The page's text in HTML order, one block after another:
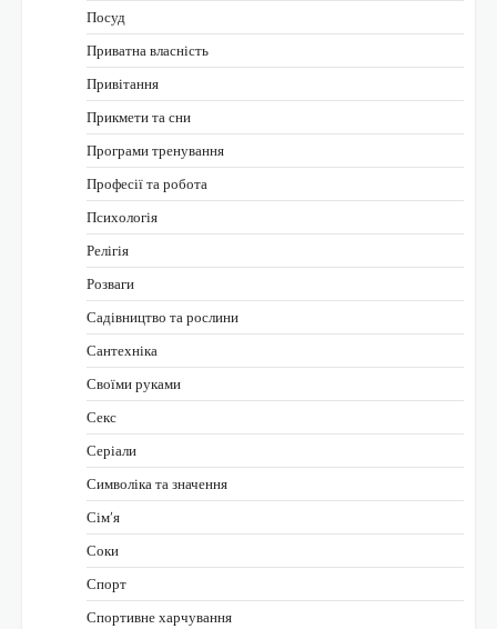
Посуд
Приватна власність
Привітання
Прикмети та сни
Програми тренування
Професії та робота
Психологія
Релігія
Розваги
Садівництво та рослини
Сантехніка
Своїми руками
Секс
Серіали
Символіка та значення
Сім’я
Соки
Спорт
Спортивне харчування